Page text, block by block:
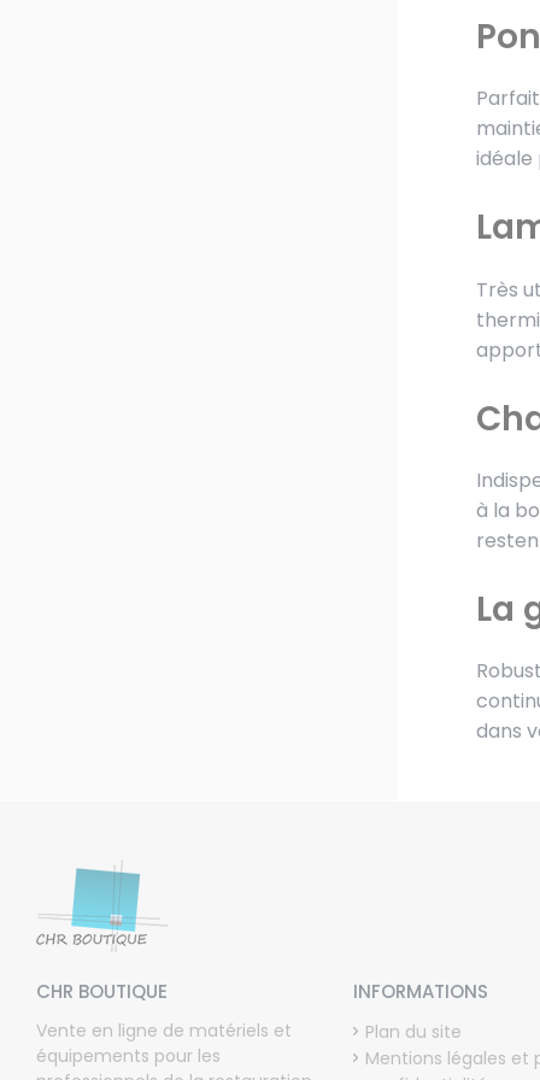
idéale
Très
à la
La
dans
CHR BOUTIQUE
Vente en ligne de matériels et
équipements pour les
INFORMATIONS
Plan du site
Mentions légales et